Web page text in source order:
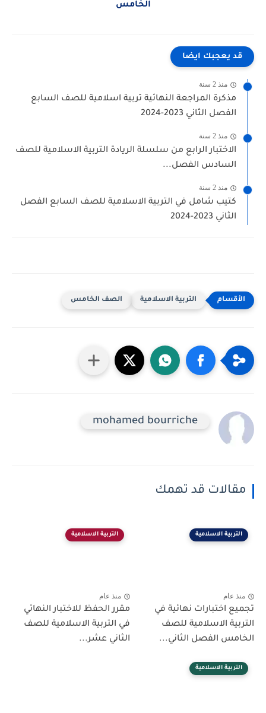
الخامس
قد يعجبك ايضا
منذ 2 سنة
مذكرة المراجعة النهائية تربية اسلامية للصف السابع
الفصل الثاني 2023-2024
منذ 2 سنة
الاختبار الرابع من سلسلة الريادة التربية الاسلامية للصف
السادس الفصل...
منذ 2 سنة
كتيب شامل في التربية الاسلامية للصف السابع الفصل
الثاني 2023-2024
التربية الاسلامية الصف الخامس
mohamed bourriche
مقالات قد تهمك
التربية الاسلامية
منذ عام
تجميع اختبارات نهائية في
التربية الاسلامية للصف
الخامس الفصل الثاني...
التربية الاسلامية
منذ عام
مقرر الحفظ للاختبار النهائي
في التربية الاسلامية للصف
الثاني عشر...
التربية الاسلامية